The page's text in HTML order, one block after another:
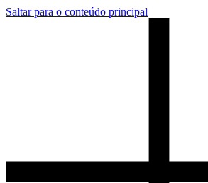
Saltar para o conteúdo principal